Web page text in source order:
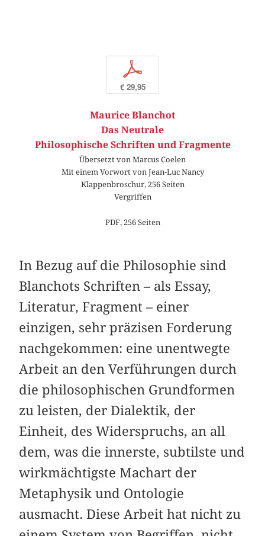
p
€ 29,95
Maurice Blanchot
Das Neutrale
Philosophische Schriften und Fragmente
Übersetzt von Marcus Coelen
Mit einem Vorwort von Jean-Luc Nancy
Klappenbroschur, 256 Seiten
Vergriffen
PDF, 256 Seiten
In Bezug auf die Philosophie sind
Blanchots Schriften – als Essay,
Literatur, Fragment – einer
einzigen, sehr präzisen Forderung
nachgekommen: eine unentwegte
Arbeit an den Verführungen durch
die philosophischen Grundformen
zu leisten, der Dialektik, der
Einheit, des Widerspruchs, an all
dem, was die innerste, subtilste und
wirkmächtigste Machart der
Metaphysik und Ontologie
ausmacht. Diese Arbeit hat nicht zu